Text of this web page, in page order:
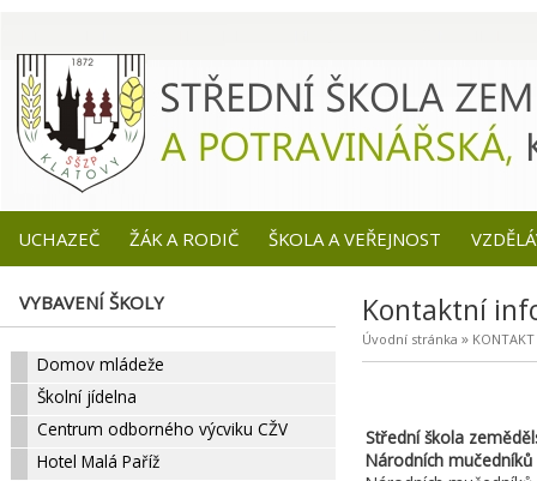
UCHAZEČ ŽÁK A RODIČ ŠKOLA A VEŘEJNOST
VYBAVENÍ ŠKOLY
Domov mládeže
Školní jídelna
Centrum odborného výcviku CŽV
Hotel Malá Paříž
Kontaktní
Úvodní stránka » KONTAKT
Střední škola
Národních mučedníků